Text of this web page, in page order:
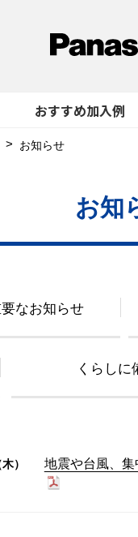
おすすめ加入例
お知らせ
お知
なお知らせ
くらしに
） 地震や台風、